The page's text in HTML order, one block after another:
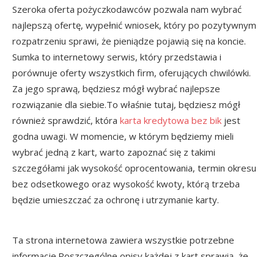
Szeroka oferta pożyczkodawców pozwala nam wybrać
najlepszą ofertę, wypełnić wniosek, który po pozytywnym
rozpatrzeniu sprawi, że pieniądze pojawią się na koncie.
Sumka to internetowy serwis, który przedstawia i
porównuje oferty wszystkich firm, oferujących chwilówki.
Za jego sprawą, będziesz mógł wybrać najlepsze
rozwiązanie dla siebie.To właśnie tutaj, będziesz mógł
również sprawdzić, która karta kredytowa bez bik jest
godna uwagi. W momencie, w którym będziemy mieli
wybrać jedną z kart, warto zapoznać się z takimi
szczegółami jak wysokość oprocentowania, termin okresu
bez odsetkowego oraz wysokość kwoty, którą trzeba
będzie umieszczać za ochronę i utrzymanie karty.
Ta strona internetowa zawiera wszystkie potrzebne